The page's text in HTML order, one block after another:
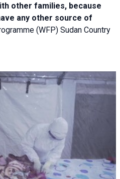
other families, because
any other source of
(WFP) Sudan Country